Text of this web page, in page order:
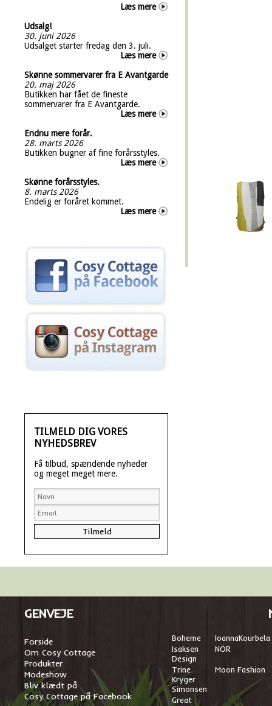
Læs mere
Udsalg!
30. juni 2026
Udsalget starter fredag den 3. juli.
Læs mere
Skønne sommervarer fra E Avantgarde
20. maj 2026
Butikken har fået de fineste
sommervarer fra E Avantgarde.
Læs mere
Endnu mere forår.
28. marts 2026
Butikken bugner af fine forårsstyles.
Læs mere
Skønne forårsstyles.
8. marts 2026
Endelig er foråret kommet.
Læs mere
TILMELD DIG VORES
NYHEDSBREV
Få tilbud, spændende nyheder
og meget meget mere.
GENVEJE
Forside
Om Cosy Cottage
Produkter
Modeshow
Bliv klædt på
Cosy Cottage på Facebook
Boheme IoannaKourbela
Isaksen
Design
NÖR
Trine
Kryger
Simonsen
Moon Fashion
Great